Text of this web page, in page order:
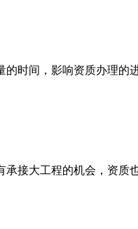
时间，影响资质办理的进
接大工程的机会，资质